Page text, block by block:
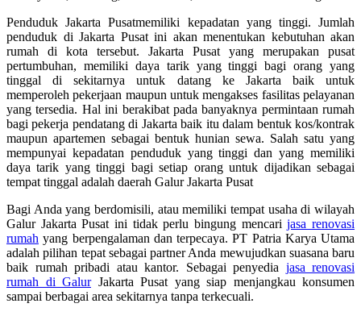
Penduduk Jakarta Pusatmemiliki kepadatan yang tinggi. Jumlah
penduduk di Jakarta Pusat ini akan menentukan kebutuhan akan
rumah di kota tersebut. Jakarta Pusat yang merupakan pusat
pertumbuhan, memiliki daya tarik yang tinggi bagi orang yang
tinggal di sekitarnya untuk datang ke Jakarta baik untuk
memperoleh pekerjaan maupun untuk mengakses fasilitas pelayanan
yang tersedia. Hal ini berakibat pada banyaknya permintaan rumah
bagi pekerja pendatang di Jakarta baik itu dalam bentuk kos/kontrak
maupun apartemen sebagai bentuk hunian sewa. Salah satu yang
mempunyai kepadatan penduduk yang tinggi dan yang memiliki
daya tarik yang tinggi bagi setiap orang untuk dijadikan sebagai
tempat tinggal adalah daerah Galur Jakarta Pusat
Bagi Anda yang berdomisili, atau memiliki tempat usaha di wilayah
Galur Jakarta Pusat ini tidak perlu bingung mencarijasa renovasi
rumah yang berpengalaman dan terpecaya. PT Patria Karya Utama
adalah pilihan tepat sebagai partner Anda mewujudkan suasana baru
baik rumah pribadi atau kantor. Sebagai penyedia jasa renovasi
rumah di GalurJakarta Pusat yang siap menjangkau konsumen
sampai berbagai area sekitarnya tanpa terkecuali.